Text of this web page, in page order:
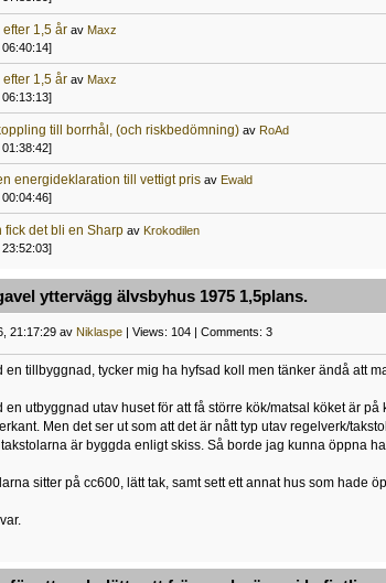
1,5 år av Maxz
1,5 år av Maxz
till borrhål, (och riskbedömning) av RoAd
energideklaration till vettigt pris av Ewald
fick det bli en Sharp av Krokodilen
yttervägg älvsbyhus 1975 1,5plans.
21:17:29 av Niklaspe| Views: 104 | Comments: 3
en tillbyggnad, tycker mig ha hyfsad koll men tänker ändå att
en utbyggnad utav huset för att få större kök/matsal köket är
Men det ser ut som att det är nått typ utav regelverk/
är byggda enligt skiss. Så borde jag kunna öppna
sitter på cc600, lätt tak, samt sett ett annat hus som hade